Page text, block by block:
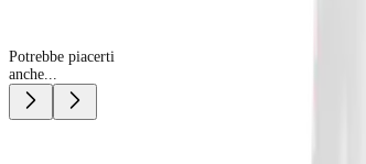
Potrebbe piacerti
anche...